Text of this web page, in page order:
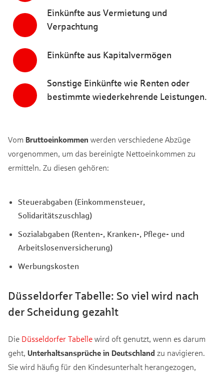
Einkünfte aus Vermietung und
Verpachtung
Einkünfte aus Kapitalvermögen
Sonstige Einkünfte wie Renten oder
bestimmte wiederkehrende Leistungen.
Vom Bruttoeinkommen werden verschiedene Abzüge
vorgenommen, um das bereinigte Nettoeinkommen zu
ermitteln. Zu diesen gehören:
Steuerabgaben (Einkommensteuer,
Solidaritätszuschlag)
Sozialabgaben (Renten-, Kranken-, Pflege- und
Arbeitslosenversicherung)
Werbungskosten
Düsseldorfer Tabelle: So viel wird nach
der Scheidung gezahlt
Die Düsseldorfer Tabelle wird oft genutzt, wenn es darum
geht, Unterhaltsansprüche in Deutschland zu navigieren.
Sie wird häufig für den Kindesunterhalt herangezogen,